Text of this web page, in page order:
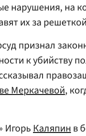
нарушения, на
их за
признал
к убийству
Меркачевой,
ИгорьКаляпинв